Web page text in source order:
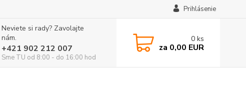
Prihlásenie
Neviete si rady? Zavolajte
nám.
+421 902 212 007
Sme TU od 8:00 - do 16:00 hod
0 ks
za 0,00 EUR